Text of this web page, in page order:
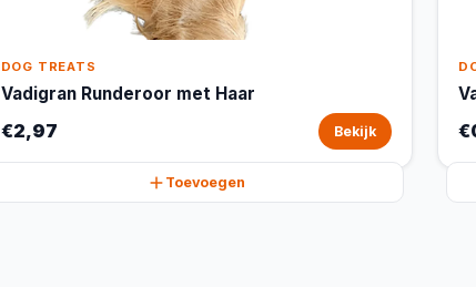
DOG TREATS
Vadigran Runderoor met Haar
€2,97 Bekijk
Toevoegen